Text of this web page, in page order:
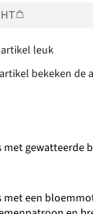
leuk
bekeken de
gewatteerde
een